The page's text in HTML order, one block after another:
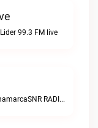
99.3 FM live
La Radio de Bogotá y CundinamarcaSNR RADIO live